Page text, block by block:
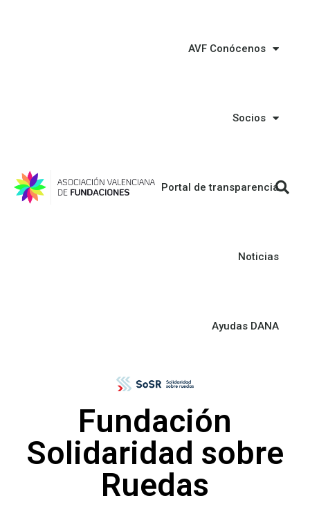
AVF Conócenos
Socios
Portal de transparencia
Noticias
Ayudas DANA
Fundación
Solidaridad sobre
Ruedas